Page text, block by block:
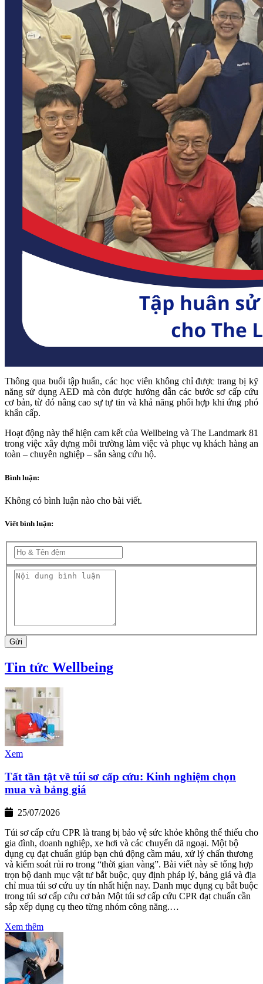
Thông qua buổi tập huấn, các học viên không chỉ được trang bị kỹ
năng sử dụng AED mà còn được hướng dẫn các bước sơ cấp cứu
cơ bản, từ đó nâng cao sự tự tin và khả năng phối hợp khi ứng phó
khẩn cấp.
Hoạt động này thể hiện cam kết của Wellbeing và The Landmark 81
trong việc xây dựng môi trường làm việc và phục vụ khách hàng an
toàn – chuyên nghiệp – sẵn sàng cứu hộ.
Bình luận:
Không có bình luận nào cho bài viết.
Viết bình luận:
Gửi
Tin tức Wellbeing
Xem
Tất tần tật về túi sơ cấp cứu: Kinh nghiệm chọn
mua và bảng giá
25/07/2026
Túi sơ cấp cứu CPR là trang bị bảo vệ sức khỏe không thể thiếu cho
gia đình, doanh nghiệp, xe hơi và các chuyến dã ngoại. Một bộ
dụng cụ đạt chuẩn giúp bạn chủ động cầm máu, xử lý chấn thương
và kiểm soát rủi ro trong “thời gian vàng”. Bài viết này sẽ tổng hợp
trọn bộ danh mục vật tư bắt buộc, quy định pháp lý, bảng giá và địa
chỉ mua túi sơ cứu uy tín nhất hiện nay. Danh mục dụng cụ bắt buộc
trong túi sơ cấp cứu cơ bản Một túi sơ cấp cứu CPR đạt chuẩn cần
sắp xếp dụng cụ theo từng nhóm công năng.…
Xem thêm